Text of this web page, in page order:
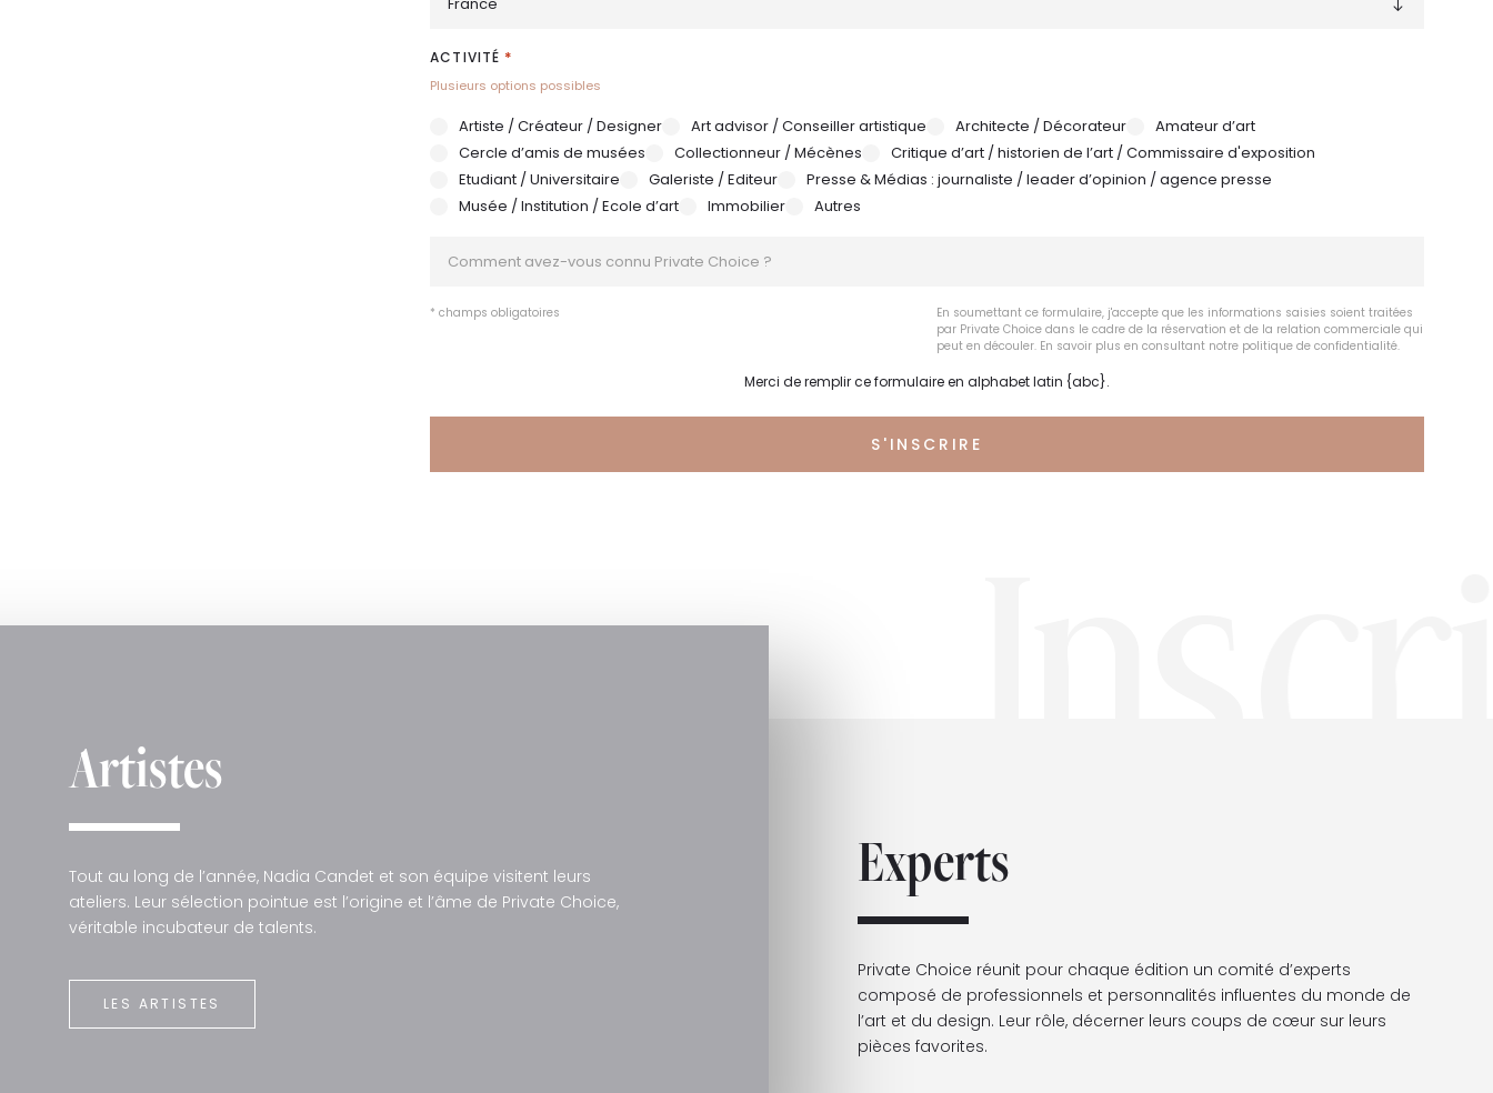
ACTIVITÉ *
Plusieurs options possibles
Artiste / Créateur / Designer Art advisor / Conseiller artistique Architecte / Décorateur
Amateur d’art
Cercle d’amis de musées
Collectionneur / Mécènes
Critique d’art / historien de l’art / Commissaire d'exposition
Etudiant / Universitaire
Galeriste / Editeur
Presse & Médias : journaliste / leader d’opinion / agence presse
Musée / Institution / Ecole d’art
Immobilier Autres
AVEZ-
CONNU
PRIVATE
* champs obligatoires
En soumettant ce formulaire, j'accepte que les informations saisies soient traitées
par Private Choice dans le cadre de la réservation et de la relation commerciale qui
peut en découler. En savoir plus en consultant notre politique de confidentialité.
Merci de remplir ce formulaire en alphabet latin {abc}.
Artistes
Tout au long de l’année, Nadia Candet et son équipe visitent leurs
ateliers. Leur sélection pointue est l’origine et l’âme de Private Choice,
véritable incubateur de talents.
LES ARTISTES
Experts
Private Choice réunit pour chaque édition un comité d’experts
composé de professionnels et personnalités influentes du monde de
l’art et du design. Leur rôle, décerner leurs coups de cœur sur leurs
pièces favorites.